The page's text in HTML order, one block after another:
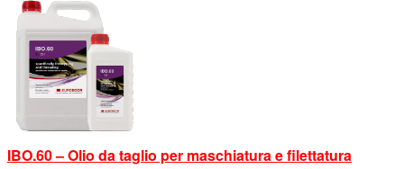
IBO.60 – Olio da taglio per maschiatura e filettatura